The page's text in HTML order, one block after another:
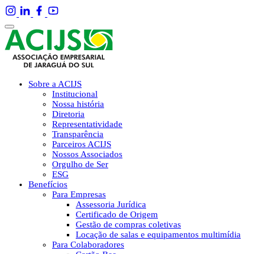
Sobre a ACIJS
Institucional
Nossa história
Diretoria
Representatividade
Transparência
Parceiros ACIJS
Nossos Associados
Orgulho de Ser
ESG
Benefícios
Para Empresas
Assessoria Jurídica
Certificado de Origem
Gestão de compras coletivas
Locação de salas e equipamentos multimídia
Para Colaboradores